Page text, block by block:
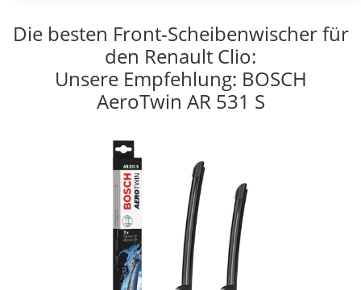
Die besten Front-Scheibenwischer für
den Renault Clio:
Unsere Empfehlung: BOSCH
AeroTwin AR 531 S